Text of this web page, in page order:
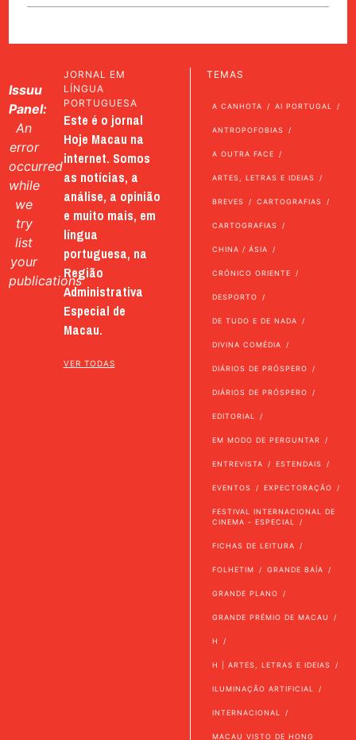
Issuu
Panel:
An
error
occurred
while
we
try
list
your
publications
JORNAL EM
LÍNGUA
PORTUGUESA
Este é o jornal
Hoje Macau na
internet. Somos
as notícias, a
análise, a opinião
e muito mais, em
língua
portuguesa, na
Região
Administrativa
Especial de
Macau.
VER TODAS
TEMAS
A CANHOTA AI PORTUGAL
ANTROPOFOBIAS
A OUTRA FACE
ARTES, LETRAS E IDEIAS
BREVES CARTOGRAFIAS
CARTOGRAFIAS
CHINA / ÁSIA
CRÓNICO ORIENTE
DESPORTO
DE TUDO E DE NADA
DIVINA COMÉDIA
DIÁRIOS DE PRÓSPERO
DIÁRIOS DE PRÓSPERO
EDITORIAL
EM MODO DE PERGUNTAR
ENTREVISTA ESTENDAIS
EVENTOS EXPECTORAÇÃO
FESTIVAL INTERNACIONAL DE
CINEMA - ESPECIAL
FICHAS DE LEITURA
FOLHETIM GRANDE BAÍA
GRANDE PLANO
GRANDE PRÉMIO DE MACAU
H
H | ARTES, LETRAS E IDEIAS
ILUMINAÇÃO ARTIFICIAL
INTERNACIONAL
MACAU VISTO DE HONG